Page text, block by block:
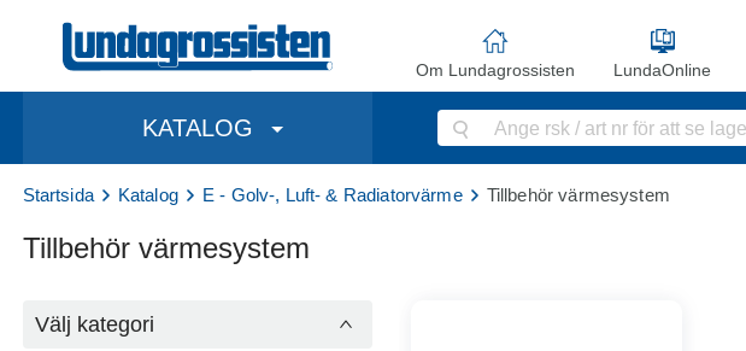
Om Lundagrossisten LundaOnline
KATALOG
Startsida Katalog E - Golv-, Luft- & Radiatorvärme Tillbehör värmesystem
Tillbehör värmesystem
Välj kategori